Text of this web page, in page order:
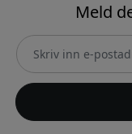
Meld